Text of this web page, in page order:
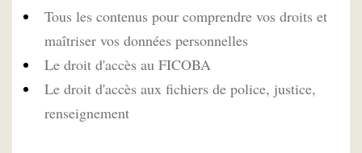
Tous les contenus pour comprendre vos droits et
maîtriser vos données personnelles
Le droit d'accès au FICOBA
Le droit d'accès aux fichiers de police, justice,
renseignement